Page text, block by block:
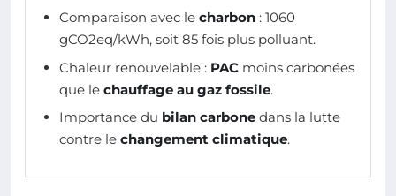
Comparaison avec le charbon : 1060
gCO2eq/kWh, soit 85 fois plus polluant.
Chaleur renouvelable : PAC moins carbonées
que le chauffage au gaz fossile.
Importance du bilan carbone dans la lutte
contre le changement climatique.